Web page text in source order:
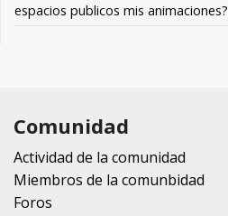
espacios publicos mis animaciones?
Comunidad
Actividad de la comunidad
Miembros de la comunbidad
Foros